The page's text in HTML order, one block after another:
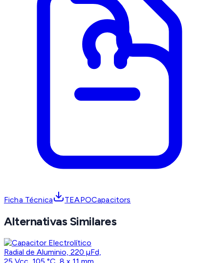
Ficha Técnica TEAPOCapacitors
Alternativas Similares